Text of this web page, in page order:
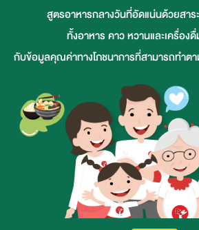
สูตรอาหารกลางวันที่อัดแน่นด้วยสาร
ทั้งอาหาร คาว หวานและเครื่อง
กับข้อมูลคุณค่าทางโภชนาการที่สามารถทำตา